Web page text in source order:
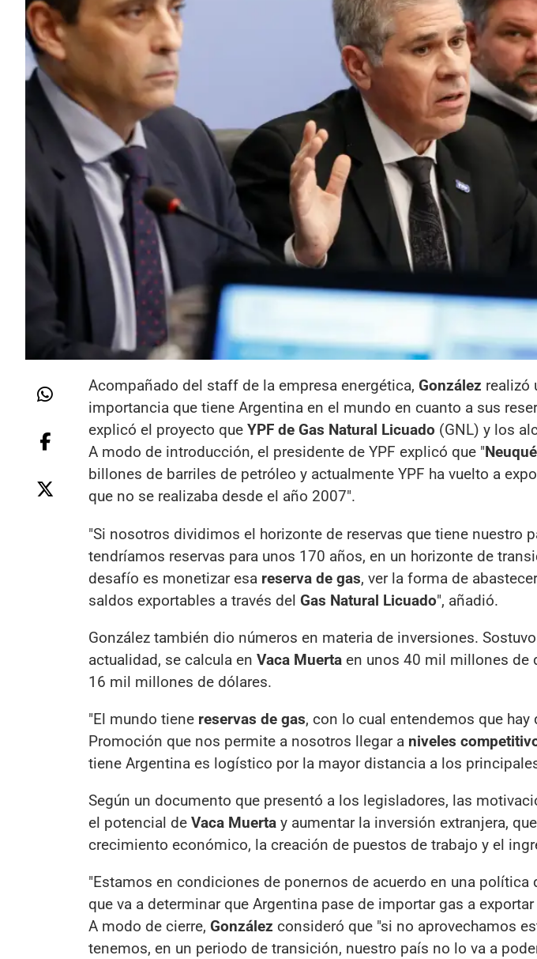
Acompañado del staff de la empresa energética, González realizó
importancia que tiene Argentina en el mundo en cuanto a sus
explicó el proyecto que YPF de Gas Natural Licuado (GNL) y los
A modo de introducción, el presidente de YPF explicó que "
billones de barriles de petróleo y actualmente YPF ha vuelto a
que no se realizaba desde el año 2007".
"Si nosotros dividimos el horizonte de reservas que tiene nuestro
tendríamos reservas para unos 170 años, en un horizonte de
desafío es monetizar esa reserva de gas, ver la forma de
saldos exportables a través del Gas Natural Licuado", añadió.
González también dio números en materia de inversiones.
actualidad, se calcula en Vaca Muerta en unos 40 mil millones de
16 mil millones de dólares.
"El mundo tiene reservas de gas, con lo cual entendemos que
Promoción que nos permite a nosotros llegar a niveles
tiene Argentina es logístico por la mayor distancia a los
Según un documento que presentó a los legisladores, las
el potencial de Vaca Muerta y aumentar la inversión extranjera,
crecimiento económico, la creación de puestos de trabajo y el
"Estamos en condiciones de ponernos de acuerdo en una política
que va a determinar que Argentina pase de importar gas a
A modo de cierre, González consideró que "si no aprovechamos
tenemos, en un periodo de transición, nuestro país no lo va a